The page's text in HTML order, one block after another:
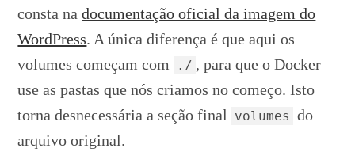
consta nadocumentação oficial da imagem do
WordPress. A única diferença é que aqui os
volumes começam com
./ , para que o Docker
use as pastas que nós criamos no começo. Isto
torna desnecessária a seção final
volumes do
arquivo original.